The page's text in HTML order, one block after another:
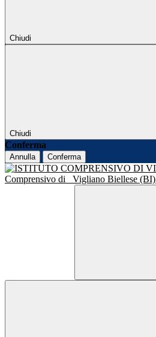
Chiudi
Chiudi
Conferma
Annulla Conferma
Comprensivo di
Vigliano Biellese (BI)